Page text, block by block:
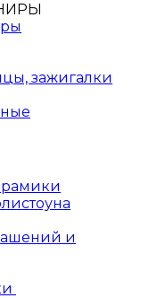
зажигалки
и